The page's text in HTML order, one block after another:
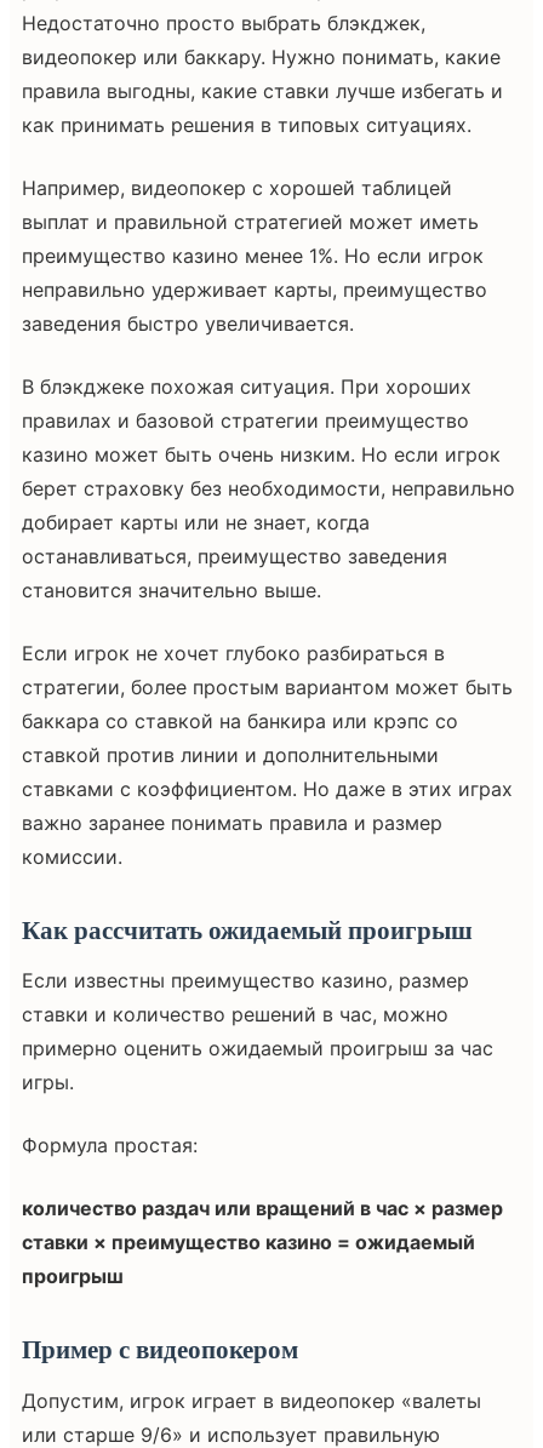
Недостаточно просто выбрать блэкджек,
видеопокер или баккару. Нужно понимать, какие
правила выгодны, какие ставки лучше избегать и
как принимать решения в типовых ситуациях.
Например, видеопокер с хорошей таблицей
выплат и правильной стратегией может иметь
преимущество казино менее 1%. Но если игрок
неправильно удерживает карты, преимущество
заведения быстро увеличивается.
В блэкджеке похожая ситуация. При хороших
правилах и базовой стратегии преимущество
казино может быть очень низким. Но если игрок
берет страховку без необходимости, неправильно
добирает карты или не знает, когда
останавливаться, преимущество заведения
становится значительно выше.
Если игрок не хочет глубоко разбираться в
стратегии, более простым вариантом может быть
баккара со ставкой на банкира или крэпс со
ставкой против линии и дополнительными
ставками с коэффициентом. Но даже в этих играх
важно заранее понимать правила и размер
комиссии.
Как рассчитать ожидаемый проигрыш
Если известны преимущество казино, размер
ставки и количество решений в час, можно
примерно оценить ожидаемый проигрыш за час
игры.
Формула простая:
количество раздач или вращений в час × размер
ставки × преимущество казино = ожидаемый
проигрыш
Пример с видеопокером
Допустим, игрок играет в видеопокер «валеты
или старше 9/6» и использует правильную